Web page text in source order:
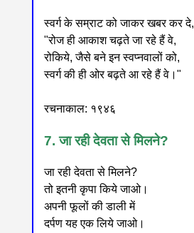
स्वर्ग के सम्राट को जाकर खबर कर दे,
"रोज ही आकाश चढ़ते जा रहे हैं वे,
रोकिये, जैसे बने इन स्वप्नवालों को,
स्वर्ग की ही ओर बढ़ते आ रहे हैं वे।"
रचनाकाल: १९४६
7. जा रही देवता से मिलने?
जा रही देवता से मिलने?
तो इतनी कृपा किये जाओ।
अपनी फूलों की डाली में
दर्पण यह एक लिये जाओ।